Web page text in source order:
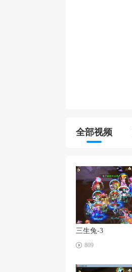
全部视频
☑
三生兔-3
809